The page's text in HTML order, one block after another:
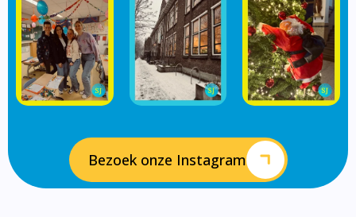
Bezoek onze Instagram